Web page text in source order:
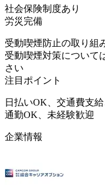
社会保険制度あり
労災完備
受動喫煙防止の取り組
受動喫煙対策について
さい
注目ポイント
日払いOK、交通費支
通勤OK、未経験歓迎
企業情報